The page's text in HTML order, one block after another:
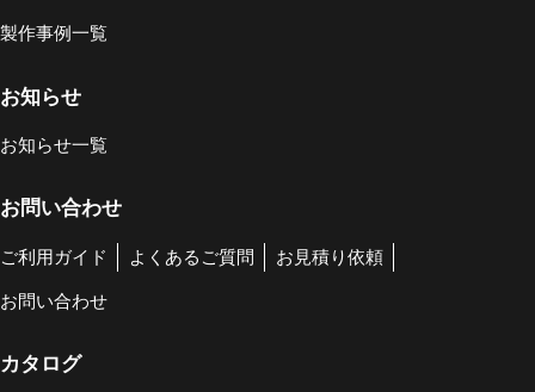
製作事例一覧
お知らせ
お知らせ一覧
お問い合わせ
ご利用ガイド よくあるご質問 お見積り依頼
お問い合わせ
カタログ